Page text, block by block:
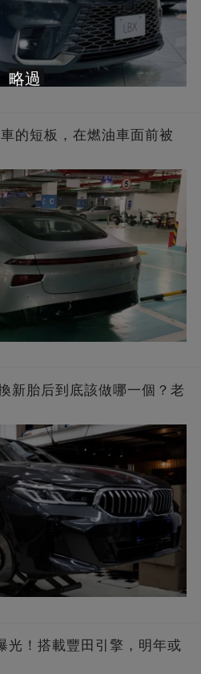
的短板，在燃油車面前被
新胎后到底該做哪一個？老
光！搭載豐田引擎，明年或
略過